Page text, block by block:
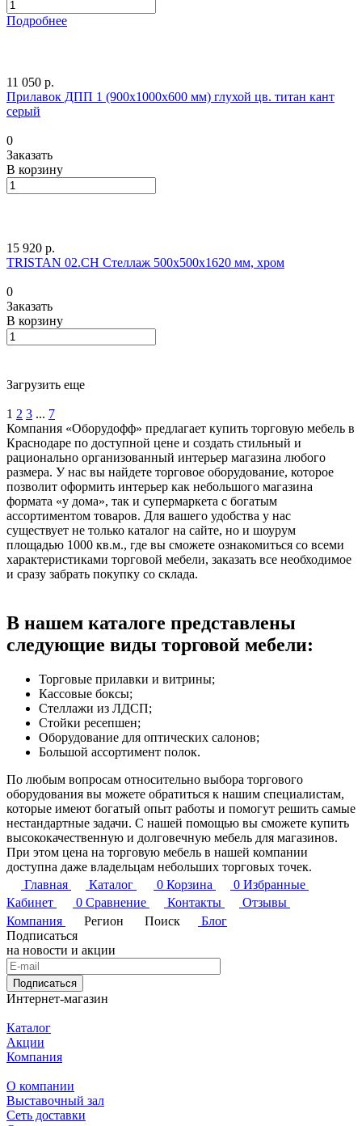
Подробнее
11 050 р.
Прилавок ДПП 1 (900х1000х600 мм) глухой цв. титан кант
серый
0
Заказать
В корзину
15 920 р.
TRISTAN 02.CH Cтеллаж 500x500x1620 мм, хром
0
Заказать
В корзину
Загрузить еще
1 2 3 ... 7
Компания «Оборудофф» предлагает купить торговую мебель в
Краснодаре по доступной цене и создать стильный и
рационально организованный интерьер магазина любого
размера. У нас вы найдете торговое оборудование, которое
позволит оформить интерьер как небольшого магазина
формата «у дома», так и супермаркета с богатым
ассортиментом товаров. Для вашего удобства у нас
существует не только каталог на сайте, но и шоурум
площадью 1000 кв.м., где вы сможете ознакомиться со всеми
характеристиками торговой мебели, заказать все необходимое
и сразу забрать покупку со склада.
В нашем каталоге представлены
следующие виды торговой мебели:
Торговые прилавки и витрины;
Кассовые боксы;
Стеллажи из ЛДСП;
Стойки ресепшен;
Оборудование для оптических салонов;
Большой ассортимент полок.
По любым вопросам относительно выбора торгового
оборудования вы можете обратиться к нашим специалистам,
которые имеют богатый опыт работы и помогут решить самые
нестандартные задачи. С нашей помощью вы сможете купить
высококачественную и долговечную мебель для магазинов.
При этом цена на торговую мебель в нашей компании
доступна даже владельцам небольших торговых точек.
Главная
Каталог 0 Корзина 0 Избранные
Кабинет
0 Сравнение Контакты
Отзывы
Компания
Регион Поиск
Блог
Подписаться
на новости и акции
Подписаться
Интернет-магазин
Каталог
Акции
Компания
О компании
Выставочный зал
Сеть доставки